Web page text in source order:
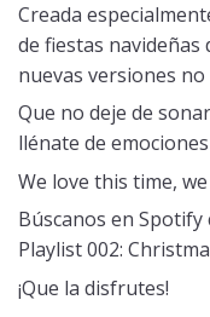
Creada
de fiestas navideñas
nuevas versiones
Que no deje de
llénate de
We love this time,
Búscanos en Spotify
Playlist 002:
¡Que la disfrutes!